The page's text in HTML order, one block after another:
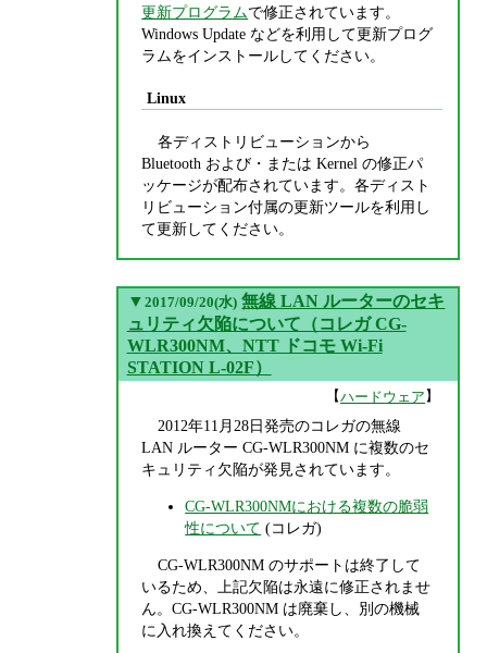
更新プログラムで修正されています。
Windows Update などを利用して更新プログ
ラムをインストールしてください。
Linux
各ディストリビューションから
Bluetooth および・または Kernel の修正パ
ッケージが配布されています。各ディスト
リビューション付属の更新ツールを利用し
て更新してください。
▼ 2017/09/20(水) 無線 LAN ルーターのセキ
ュリティ欠陥について（コレガ CG-
WLR300NM、NTT ドコモ Wi-Fi
STATION L-02F）
【ハードウェア】
2012年11月28日発売のコレガの無線
LAN ルーター CG-WLR300NM に複数のセ
キュリティ欠陥が発見されています。
CG-WLR300NMにおける複数の脆弱
性について (コレガ)
CG-WLR300NM のサポートは終了して
いるため、上記欠陥は永遠に修正されませ
ん。CG-WLR300NM は廃棄し、別の機械
に入れ換えてください。